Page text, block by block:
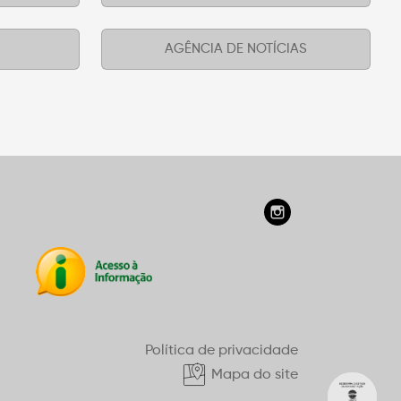
AGÊNCIA DE NOTÍCIAS
Política de privacidade
Mapa do site